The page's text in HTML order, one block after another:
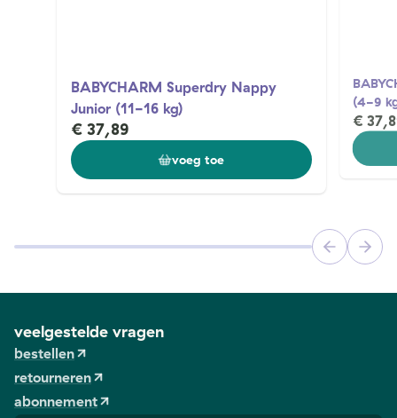
BABYCHARM Superdry Nappy
Junior (11-16 kg)
€ 37,89
voeg toe
(4-9
€
veelgestelde vragen
bestellen
retourneren
abonnement